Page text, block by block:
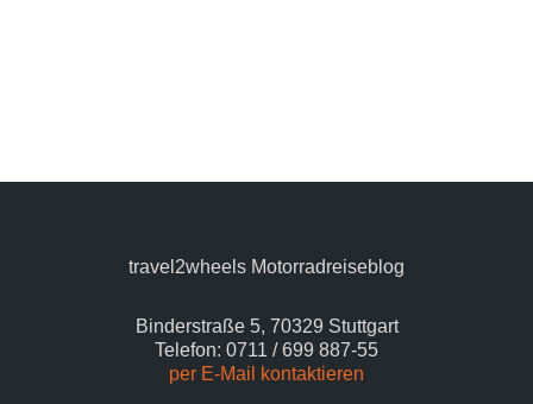
travel2wheels Motorradreiseblog
Binderstraße 5, 70329 Stuttgart
Telefon: 0711 / 699 887-55
per E-Mail kontaktieren